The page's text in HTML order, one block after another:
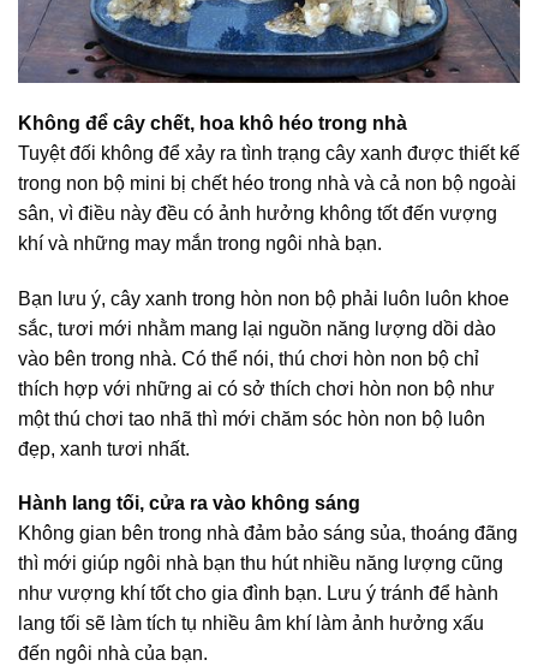
Không để cây chết, hoa khô héo trong nhà
Tuyệt đối không để xảy ra tình trạng cây xanh được thiết kế
trong non bộ mini bị chết héo trong nhà và cả non bộ ngoài
sân, vì điều này đều có ảnh hưởng không tốt đến vượng
khí và những may mắn trong ngôi nhà bạn.
Bạn lưu ý, cây xanh trong hòn non bộ phải luôn luôn khoe
sắc, tươi mới nhằm mang lại nguồn năng lượng dồi dào
vào bên trong nhà. Có thể nói, thú chơi hòn non bộ chỉ
thích hợp với những ai có sở thích chơi hòn non bộ như
một thú chơi tao nhã thì mới chăm sóc hòn non bộ luôn
đẹp, xanh tươi nhất.
Hành lang tối, cửa ra vào không sáng
Không gian bên trong nhà đảm bảo sáng sủa, thoáng đãng
thì mới giúp ngôi nhà bạn thu hút nhiều năng lượng cũng
như vượng khí tốt cho gia đình bạn. Lưu ý tránh để hành
lang tối sẽ làm tích tụ nhiều âm khí làm ảnh hưởng xấu
đến ngôi nhà của bạn.